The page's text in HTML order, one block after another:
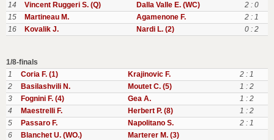
14 Vincent Ruggeri S. (Q) Dalla Valle E. (WC)
2 : 0
15
Martineau M. Agamenone F.
2 : 1
16
Kovalik J. Nardi L. (2) 0 : 2
1/8-finals
1
Coria F. (1) Krajinovic F.
2 : 1
2
Basilashvili N. Moutet C. (5)
1 : 2
3
Fognini F. (4) Gea A.
1 : 2
4
Maestrelli F. Herbert P. (8)
1 : 2
5
Passaro F. Napolitano S.
2 : 1
6
Blanchet U. (WO.)
Marterer M. (3)